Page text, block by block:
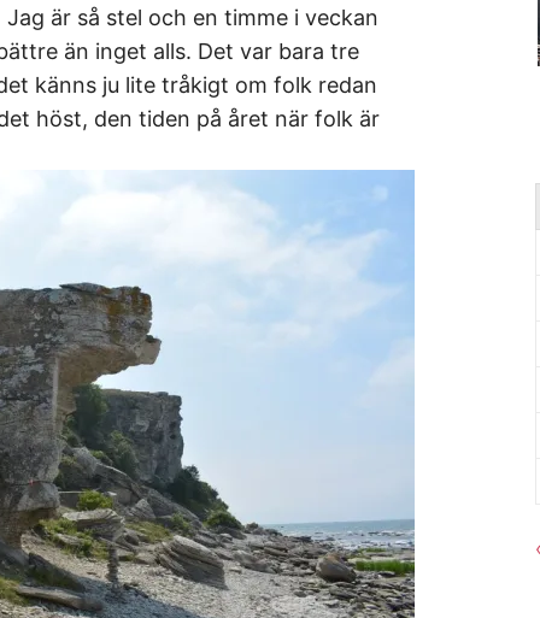
är så stel och en timme i veckan
än inget alls. Det var bara tre
känns ju lite tråkigt om folk redan
höst, den tiden på året när folk är